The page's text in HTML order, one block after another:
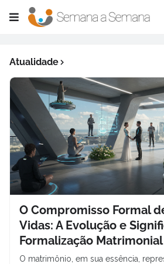
Atualidade
O Compromisso Formal
Vidas: A Evolução e
Formalização Matrimonial
O matrimônio, em sua essência,